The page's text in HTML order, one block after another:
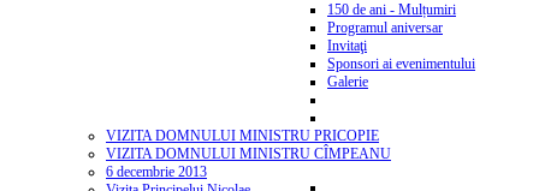
150 de ani - Mulțumiri
Programul aniversar
Invitaţi
Sponsori ai evenimentului
Galerie
VIZITA DOMNULUI MINISTRU PRICOPIE
VIZITA DOMNULUI MINISTRU CÎMPEANU
6 decembrie 2013